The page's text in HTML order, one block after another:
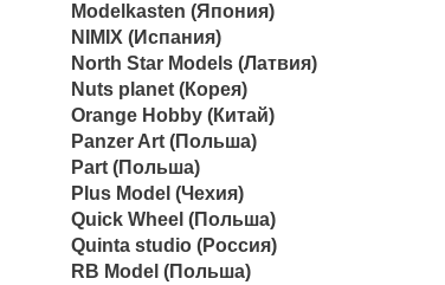
Modelkasten (Япония)
NIMIX (Испания)
North Star Models (Латвия)
Nuts planet (Корея)
Orange Hobby (Китай)
Panzer Art (Польша)
Part (Польша)
Plus Model (Чехия)
Quick Wheel (Польша)
Quinta studio (Россия)
RB Model (Польша)